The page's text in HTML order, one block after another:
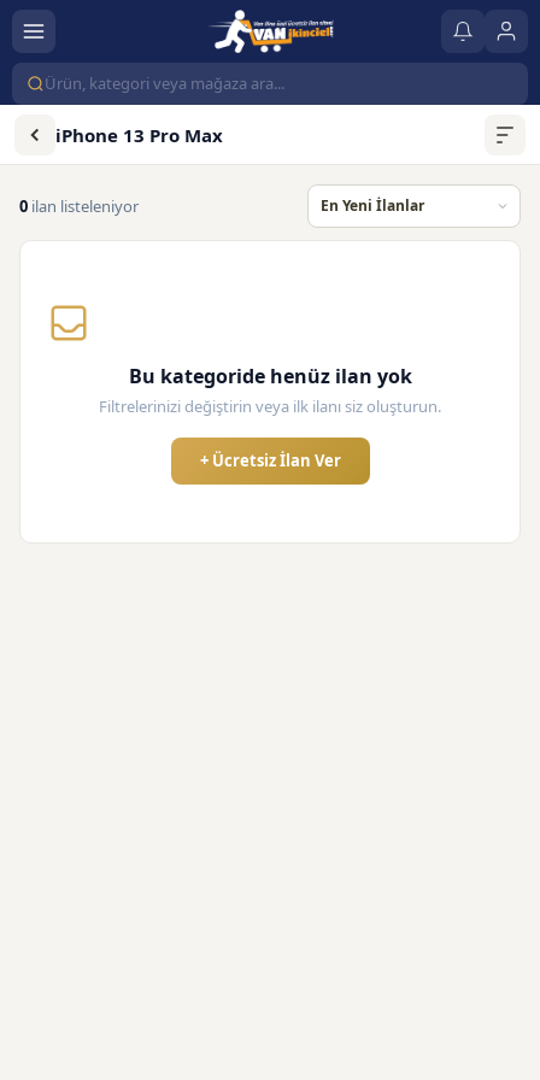
iPhone 13 Pro Max
0 ilan listeleniyor
Bu kategoride henüz ilan yok
Filtrelerinizi değiştirin veya ilk ilanı siz oluşturun.
+ Ücretsiz İlan Ver